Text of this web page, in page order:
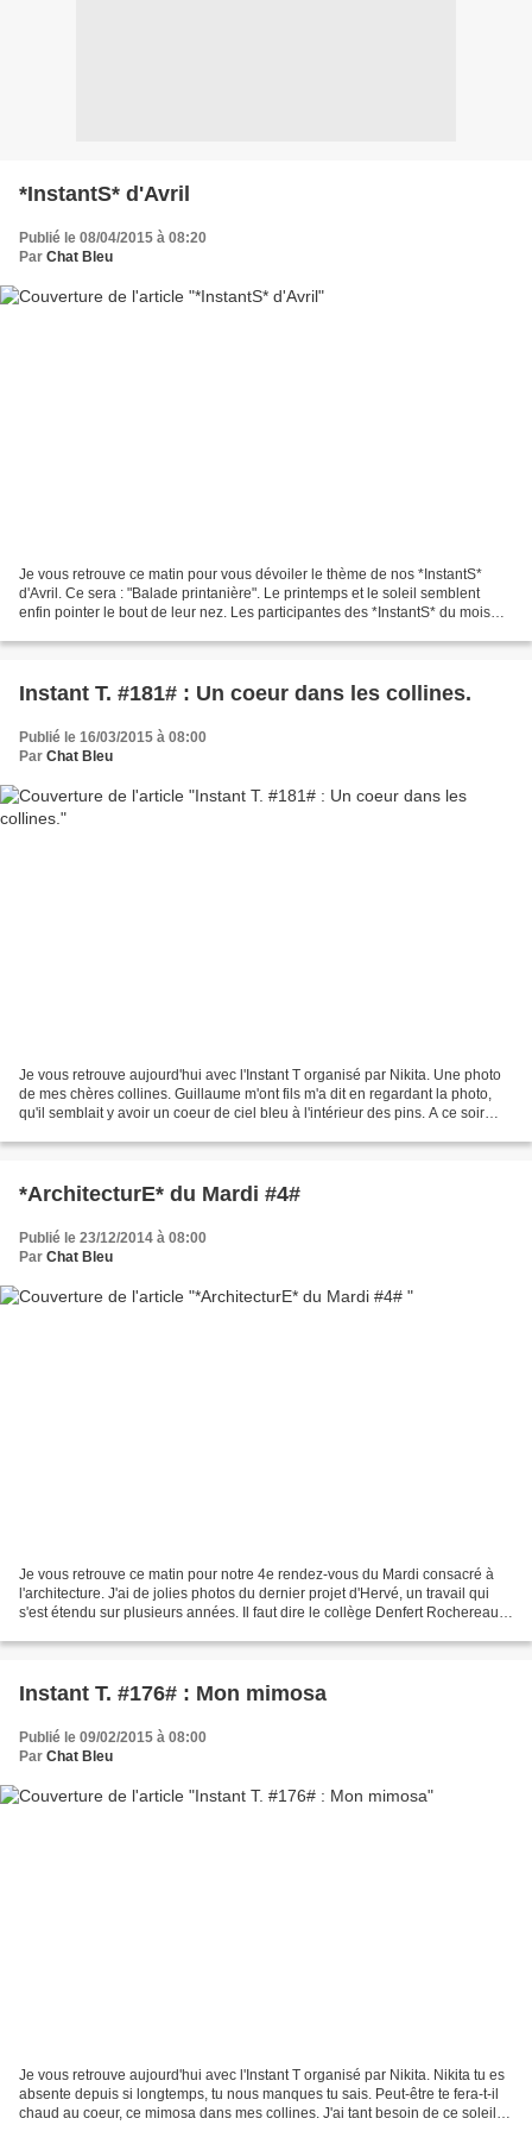
*InstantS* d'Avril
Publié le 08/04/2015 à 08:20
Par Chat Bleu
Je vous retrouve ce matin pour vous dévoiler le thème de nos *InstantS*
d'Avril. Ce sera : "Balade printanière". Le printemps et le soleil semblent
enfin pointer le bout de leur nez. Les participantes des *InstantS* du mois
Instant T. #181# : Un coeur dans les collines.
Publié le 16/03/2015 à 08:00
Par Chat Bleu
Je vous retrouve aujourd'hui avec l'Instant T organisé par Nikita. Une photo
de mes chères collines. Guillaume m'ont fils m'a dit en regardant la photo,
qu'il semblait y avoir un coeur de ciel bleu à l'intérieur des pins. A ce soir
*ArchitecturE* du Mardi #4#
Publié le 23/12/2014 à 08:00
Par Chat Bleu
Je vous retrouve ce matin pour notre 4e rendez-vous du Mardi consacré à
l'architecture. J'ai de jolies photos du dernier projet d'Hervé, un travail qui
s'est étendu sur plusieurs années. Il faut dire le collège Denfert Rochereau
Instant T. #176# : Mon mimosa
Publié le 09/02/2015 à 08:00
Par Chat Bleu
Je vous retrouve aujourd'hui avec l'Instant T organisé par Nikita. Nikita tu es
absente depuis si longtemps, tu nous manques tu sais. Peut-être te fera-t-il
chaud au coeur, ce mimosa dans mes collines. J'ai tant besoin de ce soleil